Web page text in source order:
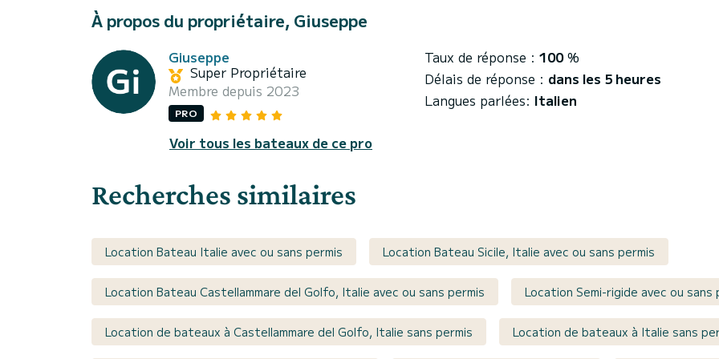
À propos du propriétaire, Giuseppe
Giuseppe
Super Propriétaire
Membre depuis 2023
PRO
Voir tous les bateaux de ce pro
Taux de réponse : 100%
Délais de réponse : dans les 5 heures
Langues parlées: Italien
Recherches similaires
Location Bateau Italie avec ou sans permis Location Bateau Sicile, Italie avec ou sans permis
Location Bateau Castellammare del Golfo, Italie avec ou sans permis Location Semi-rigide avec ou sans
Location de bateaux à Castellammare del Golfo, Italie sans permis Location de bateaux à Italie sans